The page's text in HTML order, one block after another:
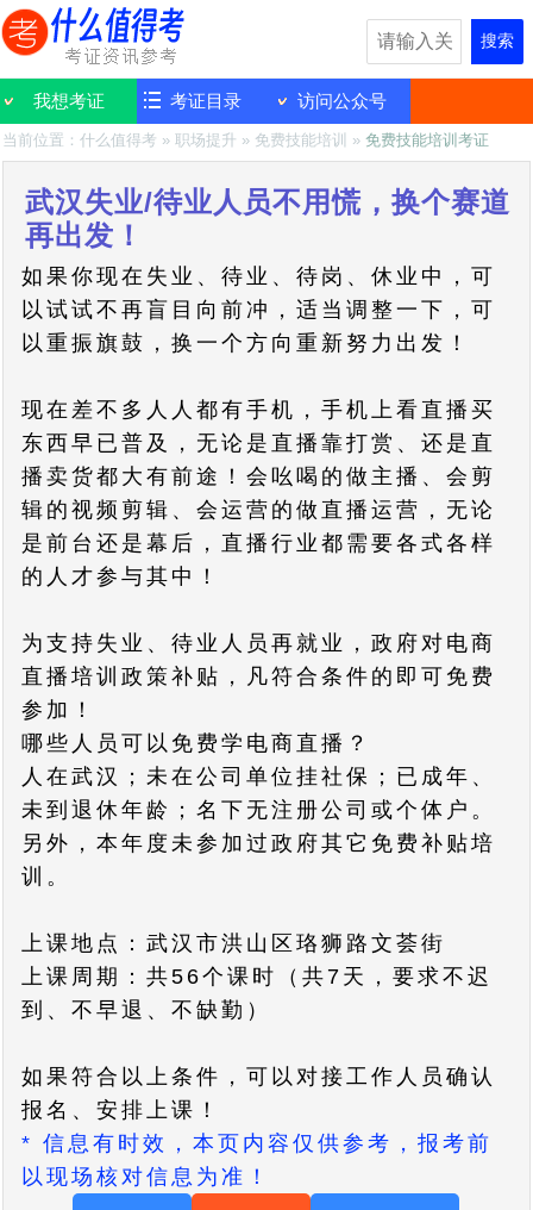
搜索
我想考证 考证目录 访问公众号
当前位置：什么值得考 »职场提升 » 免费技能培训 »免费技能培训考证
武汉失业/待业人员不用慌，换个赛道
再出发！
如果你现在失业、待业、待岗、休业中，可
以试试不再盲目向前冲，适当调整一下，可
以重振旗鼓，换一个方向重新努力出发！
现在差不多人人都有手机，手机上看直播买
东西早已普及，无论是直播靠打赏、还是直
播卖货都大有前途！会吆喝的做主播、会剪
辑的视频剪辑、会运营的做直播运营，无论
是前台还是幕后，直播行业都需要各式各样
的人才参与其中！
为支持失业、待业人员再就业，政府对电商
直播培训政策补贴，凡符合条件的即可免费
参加！
哪些人员可以免费学电商直播？
人在武汉；未在公司单位挂社保；已成年、
未到退休年龄；名下无注册公司或个体户。
另外，本年度未参加过政府其它免费补贴培
训。
上课地点：武汉市洪山区珞狮路文荟街
上课周期：共56个课时（共7天，要求不迟
到、不早退、不缺勤）
如果符合以上条件，可以对接工作人员确认
报名、安排上课！
* 信息有时效，本页内容仅供参考，报考前
以现场核对信息为准！